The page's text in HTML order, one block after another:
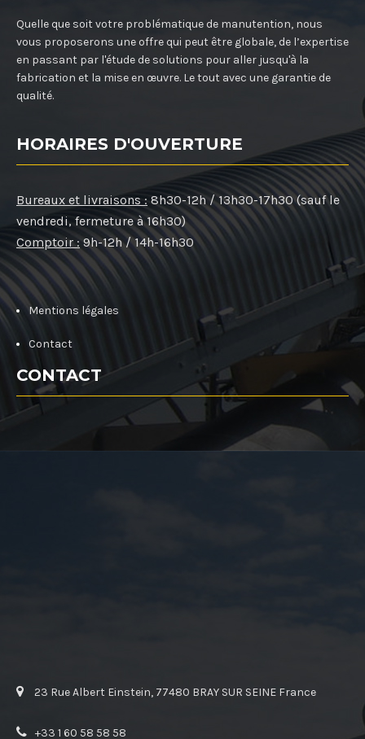
Quelle que soit votre problématique de manutention, nous
vous proposerons une offre qui peut être globale, de l’expertise
en passant par l'étude de solutions pour aller jusqu'à la
fabrication et la mise en œuvre. Le tout avec une garantie de
qualité.
HORAIRES D'OUVERTURE
Bureaux et livraisons : 8h30-12h / 13h30-17h30 (sauf le
vendredi, fermeture à 16h30)
Comptoir : 9h-12h / 14h-16h30
Mentions légales
Contact
CONTACT
23 Rue Albert Einstein, 77480 BRAY SUR SEINE France
+33 1 60 58 58 58